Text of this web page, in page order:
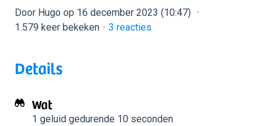
Door Hugo op 16 december 2023 (10:47)
1.579 keer bekeken
3 reacties
Details
Wat
1 geluid gedurende 10 seconden